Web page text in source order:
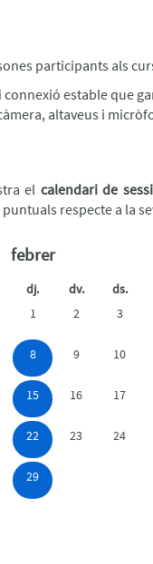
participants als
connexió estable que
altaveus i
el calendari de
respecte a la
febrer
dj. dv. ds.
1
2 3
8 9 10
15 16 17
22 23 24
29